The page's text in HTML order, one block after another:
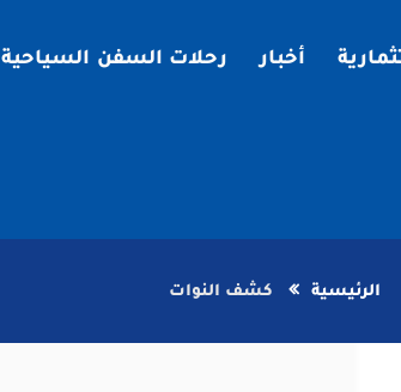
أخبار رحلات السفن السياحية
الرئيسية كشف النوات